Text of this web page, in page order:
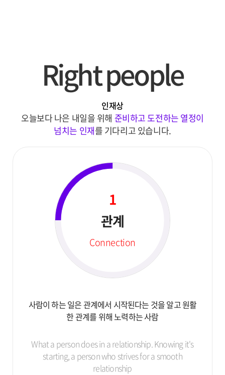
Right people
인재상
오늘보다 나은 내일을 위해 준비하고 도전하는 열정이
넘치는 인재를 기다리고 있습니다.
1
관계
Connection
사람이 하는 일은 관계에서 시작된다는 것을 알고원활
한 관계를 위해 노력하는 사람
What a person does in a relationship.Knowing it's
starting, a person who strives fora smooth
relationship